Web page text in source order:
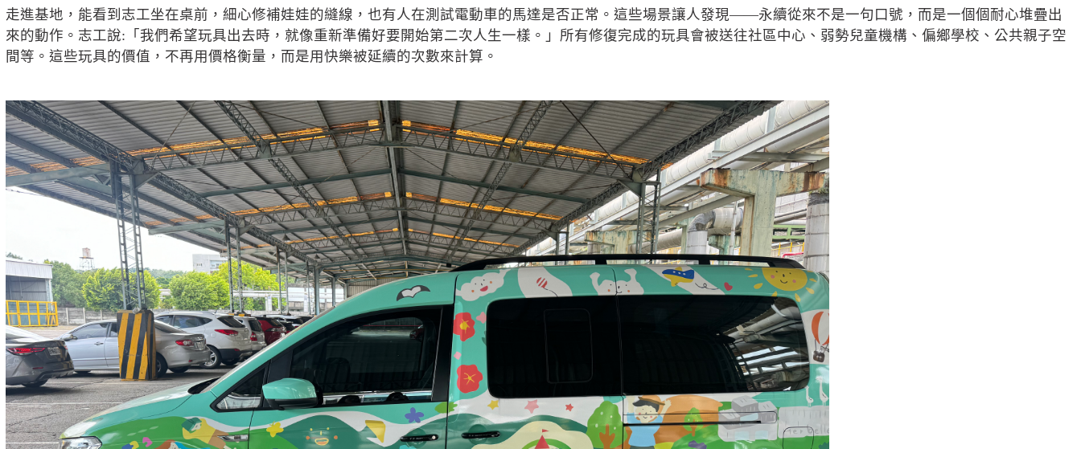
走進基地，能看到志工坐在桌前，細心修補娃娃的縫線，也有人在測試電動車的馬達是否正常。這些場景讓人發現——永續從來不是一句口號，而是一個個耐心堆疊出
來的動作。志工說:「我們希望玩具出去時，就像重新準備好要開始第二次人生一樣。」所有修復完成的玩具會被送往社區中心、弱勢兒童機構、偏鄉學校、公共親子空
間等。這些玩具的價值，不再用價格衡量，而是用快樂被延續的次數來計算。